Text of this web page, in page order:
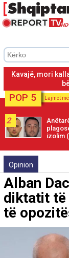
Policia
POP 5 Lajmet
2
izolim
Opinion
Alban
diktatit të
të